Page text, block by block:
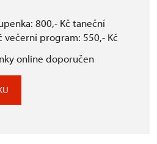
800,- Kč taneční
večerní program: 550,- Kč
online doporučen